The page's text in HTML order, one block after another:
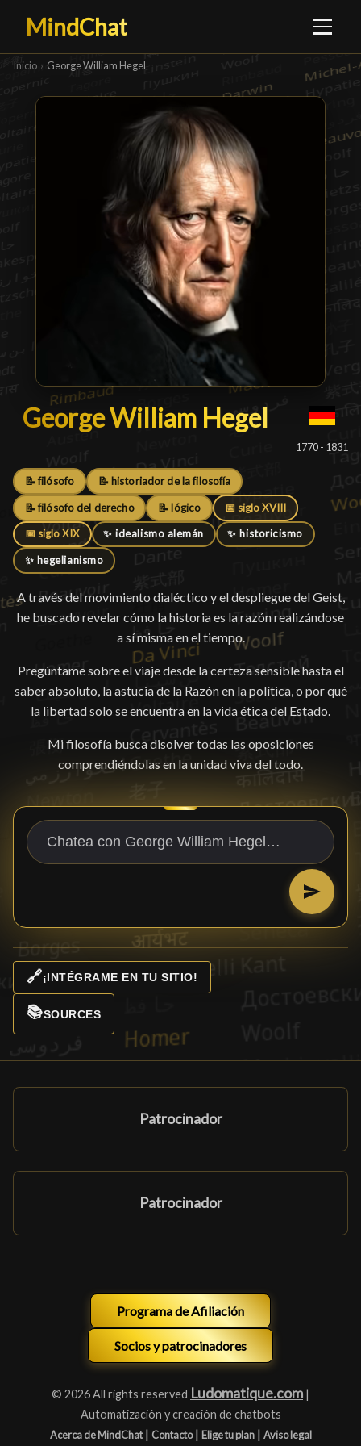
MindChat
Inicio › George William Hegel
George William Hegel
George William Hegel
1770 - 1831
📝 filósofo 📝 historiador de la filosofía
📝 filósofo del derecho 📝 lógico 📅 siglo XVIII
📅 siglo XIX ✨ idealismo alemán ✨ historicismo
✨ hegelianismo
A través del movimiento dialéctico y el despliegue del Geist,
he buscado revelar cómo la historia es la razón realizándose
a sí misma en el tiempo.
Pregúntame sobre el viaje desde la certeza sensible hasta el
saber absoluto, la astucia de la Razón en la política, o por qué
la libertad solo se encuentra en la vida ética del Estado.
Mi filosofía busca disolver todas las oposiciones
comprendiéndolas en la unidad viva del todo.
🔗¡INTÉGRAME EN TU SITIO!
📚SOURCES
Patrocinador
Patrocinador
Programa de Afiliación
Socios y patrocinadores
© 2026 All rights reserved Ludomatique.com |
Automatización y creación de chatbots
Acerca de MindChat | Contacto | Elige tu plan | Aviso legal